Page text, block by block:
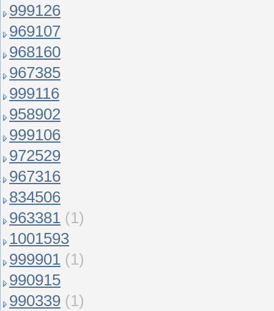
999126
969107
968160
967385
999116
958902
999106
972529
967316
834506
963381 (1)
1001593
999901 (1)
990915
990339 (1)